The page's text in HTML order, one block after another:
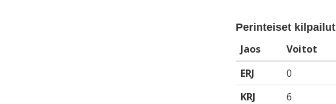
Perinteiset kilpailut
Jaos Voitot
ERJ
0
KRJ
6